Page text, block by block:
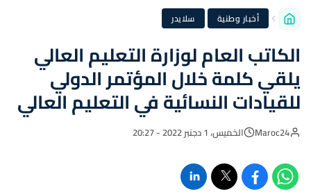
أخبار وطنية · سلايدر
الكاتب العام لوزارة التعليم العالي
يلقي كلمة خلال المؤتمر الدولي
للقيادات النسائية في التعليم العالي
Maroc24 الخميس، 1 دجنبر 2022 - 20:27